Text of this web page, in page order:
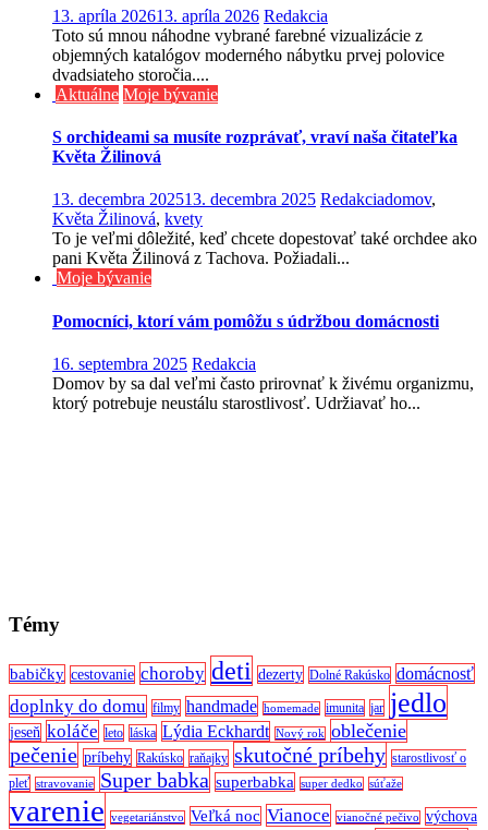
13. apríla 202613. apríla 2026 Redakcia
Toto sú mnou náhodne vybrané farebné vizualizácie z
objemných katalógov moderného nábytku prvej polovice
dvadsiateho storočia....
Aktuálne Moje bývanie
S orchideami sa musíte rozprávať, vraví naša čitateľka
Květa Žilinová
13. decembra 202513. decembra 2025 Redakciadomov,
Květa Žilinová, kvety
To je veľmi dôležité, keď chcete dopestovať také orchdee ako
pani Květa Žilinová z Tachova. Požiadali...
Moje bývanie
Pomocníci, ktorí vám pomôžu s údržbou domácnosti
16. septembra 2025 Redakcia
Domov by sa dal veľmi často prirovnať k živému organizmu,
ktorý potrebuje neustálu starostlivosť. Udržiavať ho...
Témy
babičky cestovanie choroby deti dezerty Dolné Rakúsko domácnosť
doplnky do domu filmy handmade homemade imunita jar jedlo
jeseň koláče leto láska Lýdia Eckhardt Nový rok oblečenie
pečenie príbehy Rakúsko raňajky skutočné príbehy starostlivosť o
pleť stravovanie Super babka superbabka super dedko súťaže
varenie vegetariánstvo Veľká noc Vianoce vianočné pečivo
výchova